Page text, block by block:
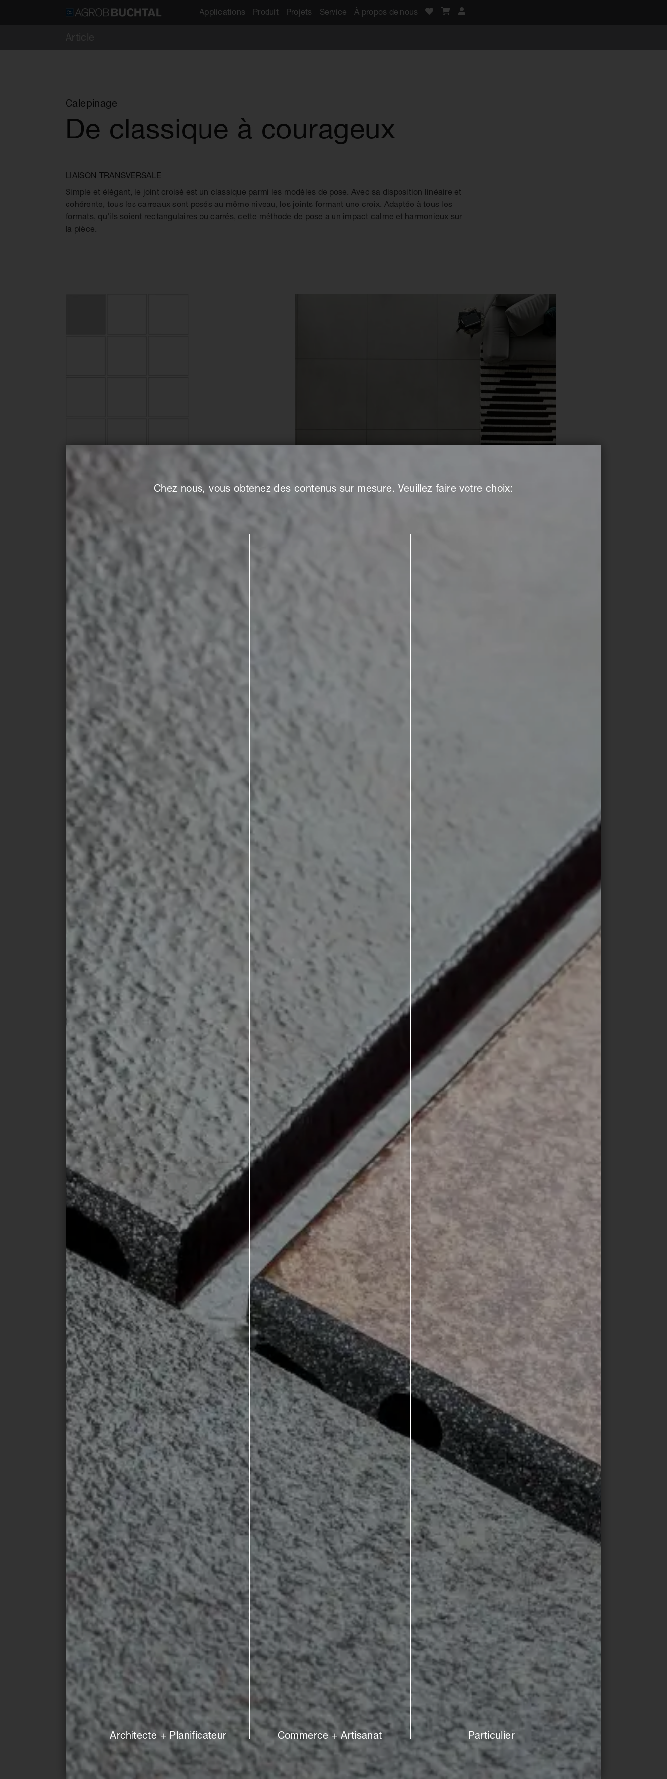
Applications Produit Projets Service À propos de nous
Article
Chez nous, vous obtenez des contenus sur mesure. Veuillez faire votre choix:
Architecte + Planificateur Commerce + Artisanat Particulier
Calepinage
De classique à courageux
LIAISON TRANSVERSALE
Simple et élégant, le joint croisé est un classique parmi les modèles de pose. Avec sa disposition linéaire et
cohérente, tous les carreaux sont posés au même niveau, les joints formant une croix. Adaptée à tous les
formats, qu'ils soient rectangulaires ou carrés, cette méthode de pose a un impact calme et harmonieux sur
la pièce.
CROSS BOND VERTICAL
Cette variante de l'assemblage croisé renverse les carreaux. Elle est particulièrement attrayante en tant que
point d'orgue, par exemple au-dessus des éléments de cuisine ou du lavabo, mais elle est également idéale
pour mettre en valeur un mur entier. Conseil : Les pièces à plafond bas sont optiquement allongées grâce à
la pose verticale du sol au plafond.
DÉCALAGE VERTICAL
Les carreaux disposés verticalement sont décalés d'une demi-longueur ou même d'une troisième longueur.
Ce motif apporte une touche subtile aux carreaux calmes en particulier.
LIEN ALÉATOIRE
Sauvage et durable : seul le bord long est constant dans la liaison aléatoire, le bord court est disposé de
manière variable. L'extrémité coupée de la dernière dalle posée est prise comme point de départ de la
rangée de dalles suivante, ce qui permet de réduire les chutes au minimum. Cette disposition typique pour
les revêtements de sol s'accorde avec tous les formats longitudinaux et convient particulièrement aux
aspects bois.